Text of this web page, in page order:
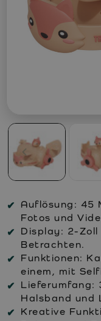
Auflösung: 45
Fotos und
Display: 2-
Betrachten.
Funktionen:
einem, mit
Lieferumfang:
Halsband und
Kreative